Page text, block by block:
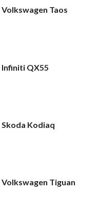
Taos
QX55
Kodiaq
Tiguan